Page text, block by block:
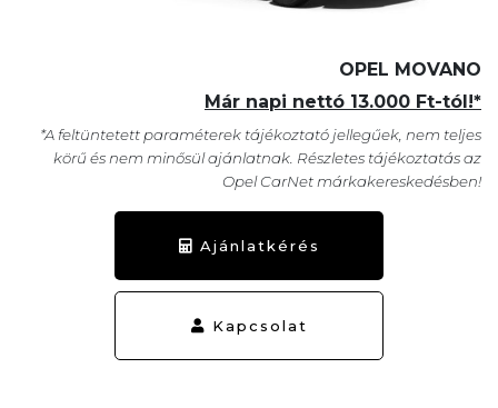
OPEL MOVANO
Már napi nettó 13.000 Ft-tól!*
*A feltüntetett paraméterek tájékoztató jellegűek, nem teljes
körű és nem minősül ajánlatnak. Részletes tájékoztatás az
Opel CarNet márkakereskedésben!
Ajánlatkérés
Kapcsolat